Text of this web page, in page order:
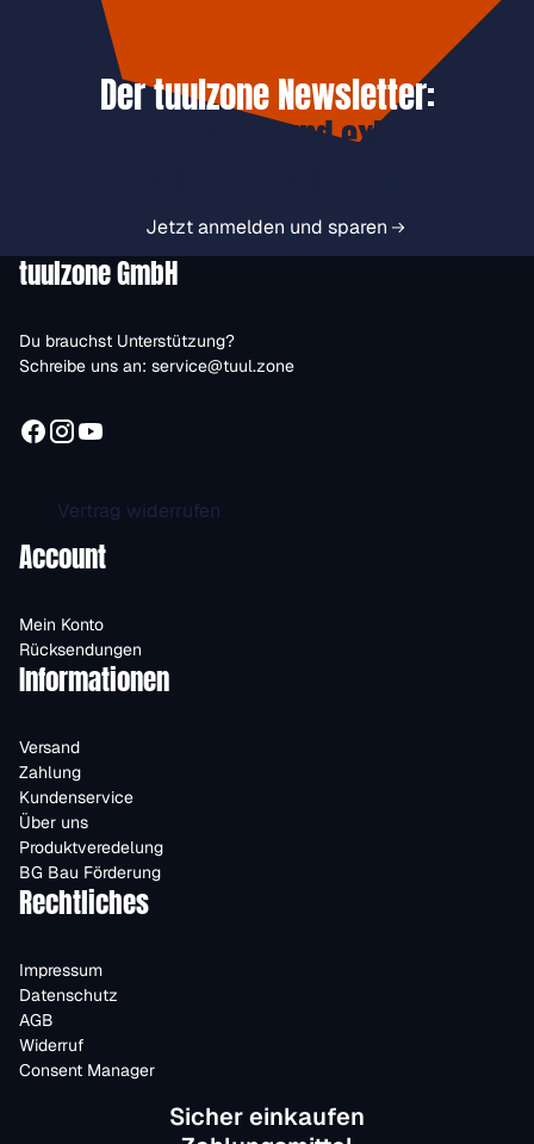
Der tuulzone Newsletter:
Jetzt anmelden und exklusive
Jetzt anmelden und sparen
tuulzone GmbH
Du brauchst Unterstützung?
Schreibe uns an: service@tuul.zone
Vertrag widerrufen
Account
Mein Konto
Rücksendungen
Informationen
Versand
Zahlung
Kundenservice
Über uns
Produktveredelung
BG Bau Förderung
Rechtliches
Impressum
Datenschutz
AGB
Widerruf
Consent Manager
Sicher einkaufen